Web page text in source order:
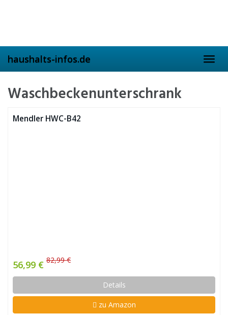
haushalts-infos.de
Waschbeckenunterschrank
Mendler HWC-B42
56,99 € 82,99 €
Details
zu Amazon